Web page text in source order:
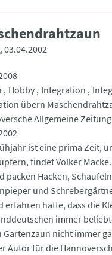
03.04.2002
Hobby Integration
übern
Allgemeine Zeitung
ist eine prima Zeit,
findet Volker
packen Hacken,
und
erfahren hatte, dass die
immer
Gartenzaun nicht immer
Autor für die